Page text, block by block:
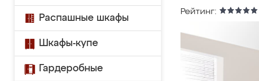
Распашные шкафы
Шкафы-купе
Гардеробные
Рейтинг: